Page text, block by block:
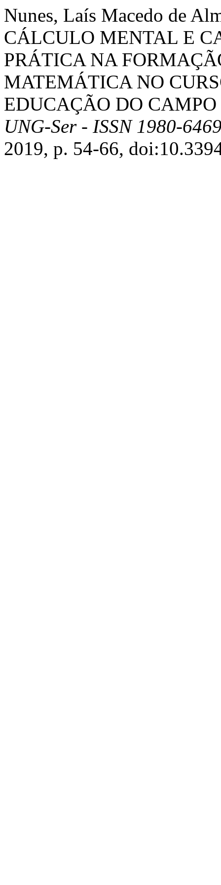
Nunes, Laís Macedo de
CÁLCULO MENTAL E
PRÁTICA NA
MATEMÁTICA NO
EDUCAÇÃO DO
UNG-Ser - ISSN 1980-
2019, p. 54-66,